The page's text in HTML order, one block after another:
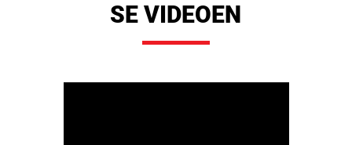
SE VIDEOEN